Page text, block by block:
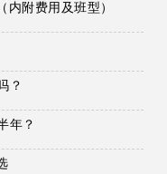
附费用及班型）
？
年？